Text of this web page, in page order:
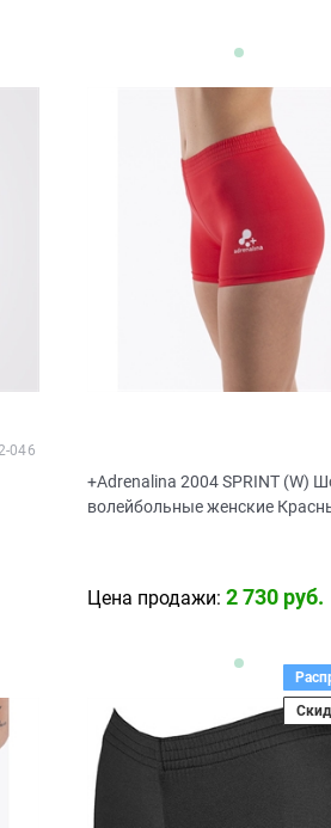
046
+Adrenalina 2004 SPRINT (W)
волейбольные женские
Цена продажи: 2 730 руб.